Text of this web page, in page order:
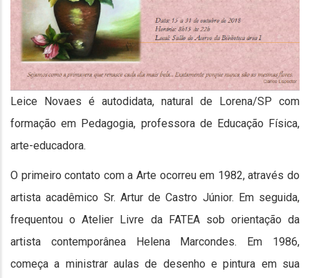
Leice Novaes é autodidata, natural de Lorena/SP com
formação em Pedagogia, professora de Educação Física,
arte-educadora.
O primeiro contato com a Arte ocorreu em 1982, através do
artista acadêmico Sr. Artur de Castro Júnior. Em seguida,
frequentou o Atelier Livre da FATEA sob orientação da
artista contemporânea Helena Marcondes. Em 1986,
começa a ministrar aulas de desenho e pintura em sua